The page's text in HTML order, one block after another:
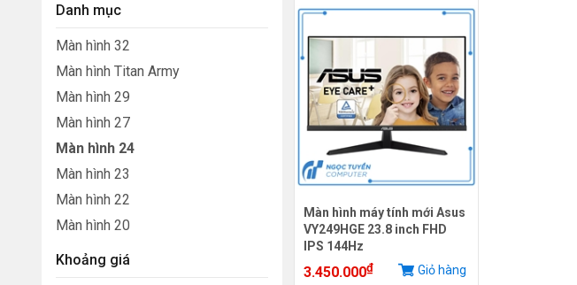
Danh mục
Màn hình 32
Màn hình Titan Army
Màn hình 29
Màn hình 27
Màn hình 24
Màn hình 23
Màn hình 22
Màn hình 20
Khoảng giá
Màn hình máy tính mới Asus
VY249HGE 23.8 inch FHD
IPS 144Hz
3.450.000₫ Giỏ hàng